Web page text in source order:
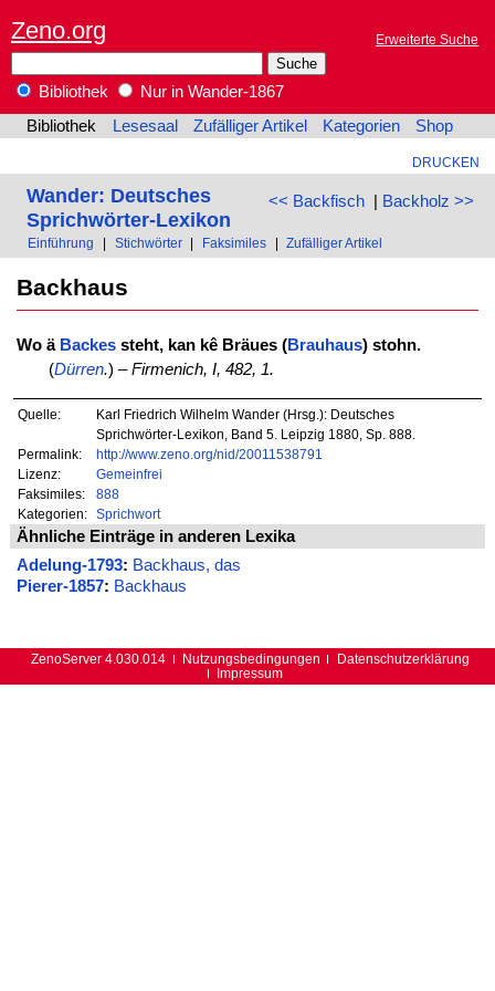
Zeno.org Erweiterte Suche
Bibliothek
Nur in Wander-1867
Bibliothek
Lesesaal Zufälliger Artikel Kategorien Shop
DRUCKEN
<< Backfisch| Backholz >>
Wander: Deutsches
Sprichwörter-Lexikon
Einführung Stichwörter Faksimiles Zufälliger Artikel
Backhaus
Wo ä Backessteht, kan kê Bräues (Brauhaus) stohn.
(Dürren.) –Firmenich, I, 482, 1.
Quelle:
Karl Friedrich Wilhelm Wander (Hrsg.): Deutsches
Sprichwörter-Lexikon, Band 5. Leipzig 1880, Sp. 888.
Permalink:
http://www.zeno.org/nid/20011538791
Lizenz:
Gemeinfrei
Faksimiles:
888
Kategorien:
Sprichwort
Ähnliche Einträge in anderen Lexika
Adelung-1793: Backhaus, das
Pierer-1857: Backhaus
ZenoServer 4.030.014 Nutzungsbedingungen
Datenschutzerklärung
Impressum